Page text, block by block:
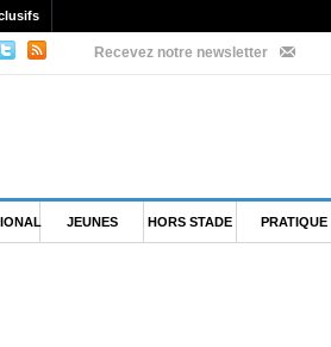
Recevez notre newsletter
JEUNES HORS STADE PRATIQUE